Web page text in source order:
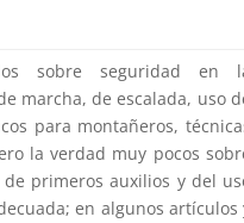
sobre seguridad en
marcha, de escalada, uso
para montañeros,
la verdad muy pocos
primeros auxilios y del
en algunos artículos